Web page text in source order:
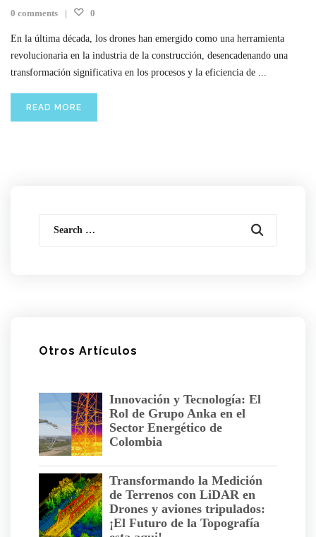
0 comments 0
En la última década, los drones han emergido como una herramienta
revolucionaria en la industria de la construcción, desencadenando una
transformación significativa en los procesos y la eficiencia de ...
READ MORE
for:
Otros Artículos
Innovación y Tecnología: El
Rol de Grupo Anka en el
Sector Energético de
Colombia
Transformando la Medición
de Terrenos con LiDAR en
Drones y aviones tripulados:
¡El Futuro de la Topografía